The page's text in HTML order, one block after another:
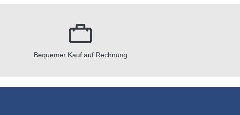
Bequemer Kauf auf Rechnung